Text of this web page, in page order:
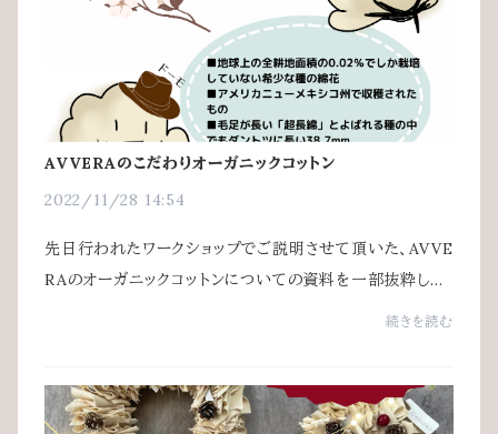
AVVERAのこだわりオーガニックコットン
2022/11/28 14:54
先日行われたワークショップでご説明させて頂いた、AVVE
RAのオーガニックコットンについての資料を一部抜粋して
ご紹介。可愛い(？）キャラクターに説明してもらいました＾
続きを読む